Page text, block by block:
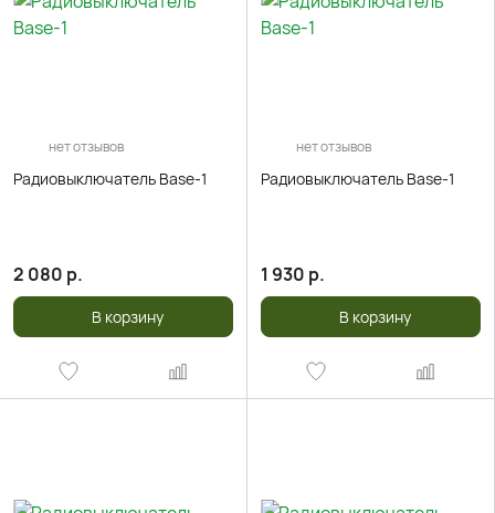
нет отзывов
Радиовыключатель Base-1
2 080 р.
В корзину
нет отзывов
Радиовыключатель Base-1
1 930 р.
В корзину